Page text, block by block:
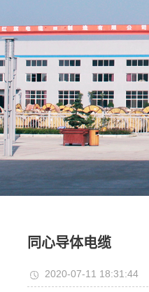
同心导体电缆
2020-07-11 18:31:44